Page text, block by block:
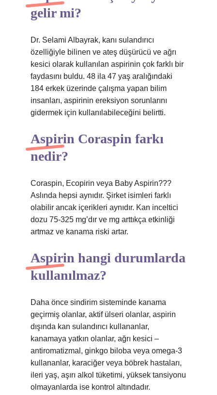
gelir mi?
Dr. Selami Albayrak, kanı sulandırıcı
özelliğiyle bilinen ve ateş düşürücü ve ağrı
kesici olarak kullanılan aspirinin çok farklı bir
faydasını buldu. 48 ila 47 yaş aralığındaki
184 erkek üzerinde çalışma yapan bilim
insanları, aspirinin ereksiyon sorunlarını
gidermek için kullanılabileceğini belirtti.
Aspirin Coraspin farkı
nedir?
Coraspin, Ecopirin veya Baby Aspirin???
Aslında hepsi aynıdır. Şirket isimleri farklı
olabilir ancak içerikleri aynıdır. Kan inceltici
dozu 75-325 mg’dır ve mg arttıkça etkinliği
artmaz ve kanama riski artar.
Aspirin hangi durumlarda
kullanılmaz?
Daha önce sindirim sisteminde kanama
geçirmiş olanlar, aktif ülseri olanlar, aspirin
dışında kan sulandırıcı kullananlar,
kanamaya yatkın olanlar, ağrı kesici –
antiromatizmal, ginkgo biloba veya omega-3
kullananlar, karaciğer veya böbrek hastaları,
ileri yaş, aşırı alkol tüketimi, yüksek tansiyonu
olmayanlarda ise kontrol altındadır.